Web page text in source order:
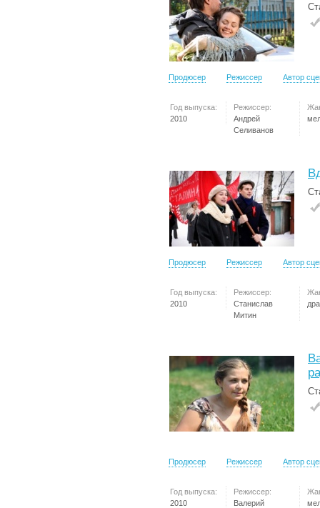
Продюсер Режиссер Автор
Год выпуска:
2010
Режиссер:
Андрей
Селиванов
Продюсер Режиссер Автор
Год выпуска:
2010
Режиссер:
Станислав
Митин
Продюсер Режиссер Автор
Год выпуска:
2010
Режиссер:
Валерий